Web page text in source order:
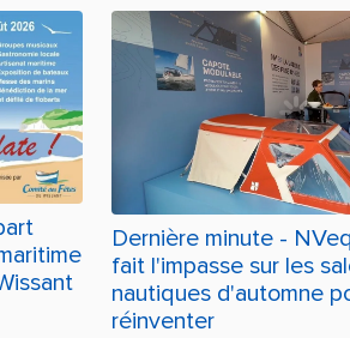
Dernière minute -
fait l'impasse sur les
nautiques d'automne
réinventer